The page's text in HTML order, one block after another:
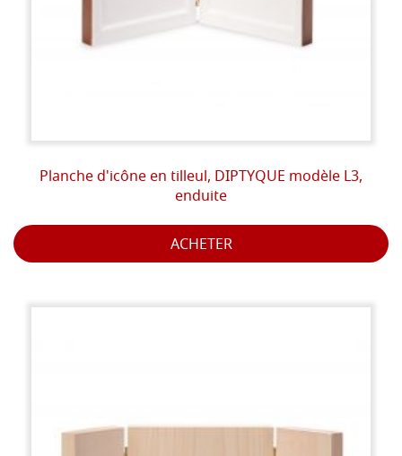
Planche d'icône en tilleul, DIPTYQUE modèle L3,
enduite
ACHETER